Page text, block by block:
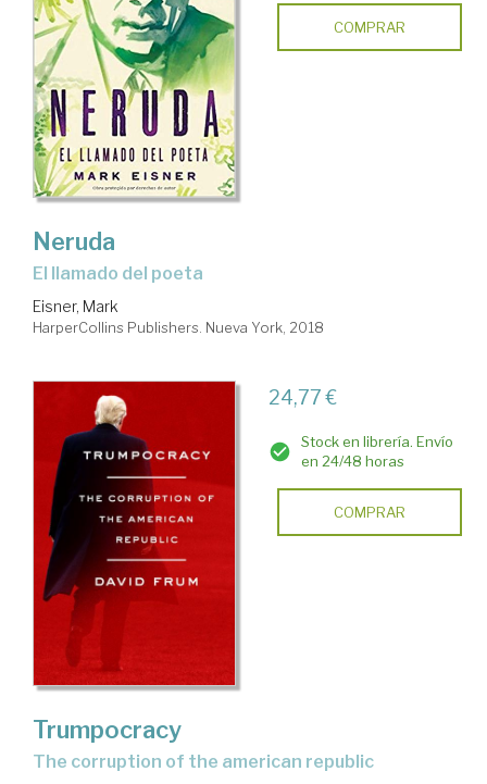
COMPRAR
Neruda
el llamado del poeta
Eisner, Mark
HarperCollins Publishers. Nueva York, 2018
24,77 €
Stock en librería. Envío
en 24/48 horas
COMPRAR
Trumpocracy
the corruption of the american republic